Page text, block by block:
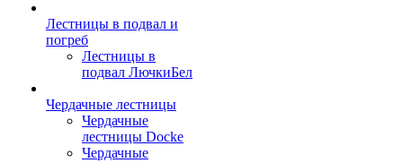
Лестницы в подвал и
погреб
Лестницы в
подвал ЛючкиБел
Чердачные лестницы
Чердачные
лестницы Docke
Чердачные